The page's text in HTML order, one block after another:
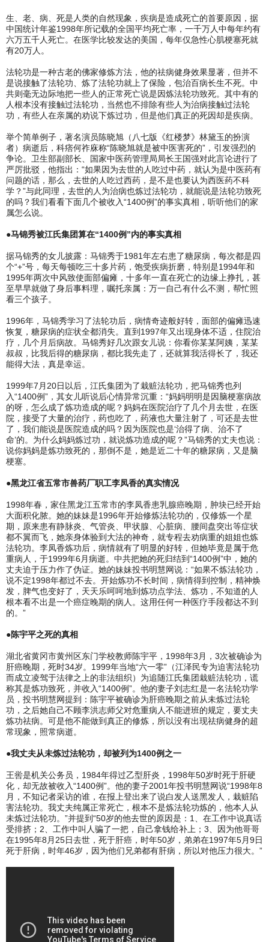
生、老、病、死是人类的自然现象，疾病是造成死亡的首要原因，据
中国统计年鉴1998年所记载的全国平均死亡率，一千万人中每年约有
六万五千人死亡。在医学比较发达的美国，每年仅急性心肌梗塞死就
有20万人。
法轮功是一种古老的佛家修炼方法，他的祛病健身效果显著，但并不
是说接触了法轮功、炼了法轮功就上了保险，包治百病长生不死。中
共则毫无边际地把一些人的正常死亡说是因炼法轮功致死。其中有的
人根本没有接触过法轮功，当然也不排除有些人为治病接触过法轮
功，有些人在亲属的劝说下炼过功，但是他们真正的死因却是疾病。
举个简单例子，著名演员陈晓旭（八七版《红楼梦》林黛玉的扮演
者）病逝后，科痞何祚庥称“陈晓旭就是被中医害死的”，引发强烈的
争论。卫生部副部长、国家中医药管理局局长王国强对此言论进行了
严厉批驳，他指出：“如果因为去世的人吃过中药，就认为是中医药有
问题的话，那么，去世的人吃过西药，是不是也要认为西医药不科
学？”与此同理，去世的人为治病也炼过法轮功，就能说是法轮功致死
的吗？我们看看下面几个被收入“1400例”的事实真相，听听他们的家
属怎么说。
●马锦秀被江氏集团算在“1400例”内的事实真相
据马锦秀的女儿披露：马锦秀于1981年左右患了糖尿病，每次都是四
个“+”号，每天每顿吃三十多片药，饱受疾病折磨，特别是1994年和
1995年两次中风致使面部偏瘫，十多年一直在死亡的边缘上挣扎，甚
至早早就做了身后事料理，嘱托亲属：万一自己有什么不测，帮忙照
看三个孩子。
1996年，马锦秀学习了法轮功后，病情奇迹般好转，面部的偏瘫迅速
恢复，糖尿病的症状全都消失。直到1997年又出现身体不适，住院治
疗，几个月后病故。马锦秀好几次跟女儿说：你看你某某阿姨，某某
叔叔，比我后得的糖尿病，都比我先走了，还就算我活得长了，我还
能得大法，真是幸运。
1999年7月20日以后，江氏集团为了栽赃法轮功，把马锦秀也列
入“1400例”，其女儿听说后心情异常沉重：“妈妈明明是因脑梗塞病故
的呀，怎么成了炼功造成的呢？妈妈在医院治疗了几个月去世，在医
院，接受了大量的治疗，药也吃了，药液也大量注射了，可还是去世
了，我们能说是医院造成的吗？因为医院也是‘治得了病、治不了
命’的。为什么妈妈炼过功，就说炼功造成的呢？”马锦秀的丈夫也说：
说你妈妈是炼功致死的，那倒不是，她是近二十年的糖尿病，又是脑
梗塞。
●黑龙江省五常市兽药厂职工李凤香的真实情况
1998年春，家住黑龙江五常市的李凤香患乳腺癌晚期，肿块已经开始
大面积化脓。她的妹妹是1996年开始修炼法轮功的，仅修炼一个星
期，原来患有静脉炎、气管炎、甲状腺、心脏病、腰间盘突出等症状
都不翼而飞，她亲身体验到大法的神奇，就专程去劝病重的姐姐也炼
法轮功。李凤香炼功后，病情就有了明显的好转，但她毕竟是属于危
重病人，于1999年6月病逝。中共把她的死归结到“1400例”中，她的
丈夫迫于压力作了伪证。她的妹妹投书明慧网说：“如果不炼法轮功，
说不定1998年都过不去。开始炼功不长时间，病情得到控制，精神焕
发，脾气也变好了，天天乐呵呵地到炼功点学法、炼功，不知道的人
根本看不出是一个癌症晚期的病人。这用任何一种医疗手段都达不到
的。”
●陈宇平之死的真相
湖北省黄冈市黄州区东门学校教师陈宇平，1998年3月，3次被确诊为
肝癌晚期，死时34岁。1999年当地“六一零”（江泽民专为迫害法轮功
而成立凌驾于法律之上的非法组织）为追随江氏集团栽赃法轮功，谎
称其是炼功致死，并收入“1400例”。他的妻子刘志红是一名法轮功学
员，投书明慧网提到：陈宇平被确诊为肝癌晚期之前从未炼过法轮
功，之后她自己不顾李洪志师父对危重病人不能进班的规定，要丈夫
炼功祛病。可是他不能做到真正的修炼，所以没有出现祛病健身的超
常现象，照常病逝。
●我丈夫从未炼过法轮功，却被列为1400例之一
王喾是机关公务员，1984年得过乙型肝炎，1998年50岁时死于肝硬
化，却无故被收入“1400例”。他的妻子2001年投书明慧网说“1998年8
月，不知记者采访的谁，在报上登出来了说白发人送黑发人，栽赃陷
害法轮功。我丈夫纯属正常死亡，根本不是炼法轮功炼的，他本人从
未炼过法轮功。”并提到“50岁的他去世的原因是：1、在工作中说真话
受排挤；2、工作中叫人骗了一把，自己拿钱给补上；3、因为他哥哥
在1995年8月25日去世，死于肝癌，时年50岁，弟弟在1997年5月9日
死于肝病，时年46岁，因为他们兄弟都有肝病，所以对他压力很大。”